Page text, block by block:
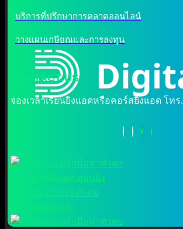
บริการที่ปรึกษาการตลาดออนไลน์
วางแผนเกษียณและการลงทุน
CONTACT US
จองเวลาเรียนยิงแอดหรือคอร์สยิงแอด โทร.